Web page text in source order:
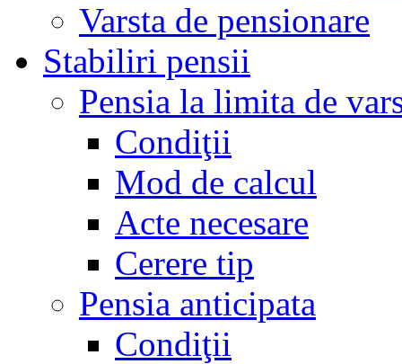
Varsta de pensionare
Stabiliri pensii
Pensia la limita de
Condiţii
Mod de calcul
Acte necesare
Cerere tip
Pensia anticipata
Condiţii